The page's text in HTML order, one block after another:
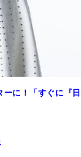
に！「すぐに『日